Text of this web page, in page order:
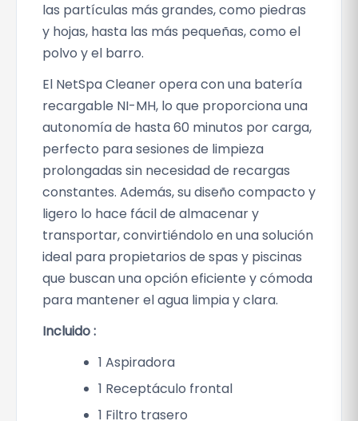
las partículas más grandes, como piedras
y hojas, hasta las más pequeñas, como el
polvo y el barro.
El NetSpa Cleaner opera con una batería
recargable NI-MH, lo que proporciona una
autonomía de hasta 60 minutos por carga,
perfecto para sesiones de limpieza
prolongadas sin necesidad de recargas
constantes. Además, su diseño compacto y
ligero lo hace fácil de almacenar y
transportar, convirtiéndolo en una solución
ideal para propietarios de spas y piscinas
que buscan una opción eficiente y cómoda
para mantener el agua limpia y clara.
Incluido :
1 Aspiradora
1 Receptáculo frontal
1 Filtro trasero